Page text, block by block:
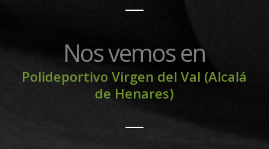
Nos vemos en
Polideportivo Virgen del Val (Alcalá
de Henares)